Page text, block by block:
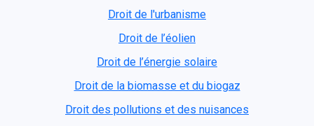
Droit de l'urbanisme
Droit de l’éolien
Droit de l’énergie solaire
Droit de la biomasse et du biogaz
Droit des pollutions et des nuisances